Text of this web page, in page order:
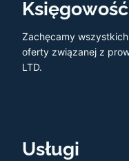
Zachęcamy
oferty związanej z
LTD.
Usługi